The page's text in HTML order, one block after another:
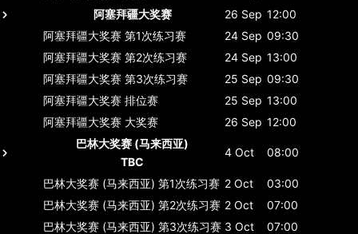
阿塞拜疆大奖赛
26 Sep 12:00
阿塞拜疆大奖赛 第1次练习赛 24 Sep 09:30
阿塞拜疆大奖赛 第2次练习赛 24 Sep 13:00
阿塞拜疆大奖赛 第3次练习赛 25 Sep 09:30
阿塞拜疆大奖赛 排位赛 25 Sep 13:00
阿塞拜疆大奖赛 大奖赛 26 Sep 12:00
巴林大奖赛 (马来西亚)
TBC
4 Oct 08:00
巴林大奖赛 (马来西亚) 第1次练习赛 2 Oct
03:00
巴林大奖赛 (马来西亚) 第2次练习赛 2 Oct
07:00
巴林大奖赛 (马来西亚) 第3次练习赛 3 Oct
07:00